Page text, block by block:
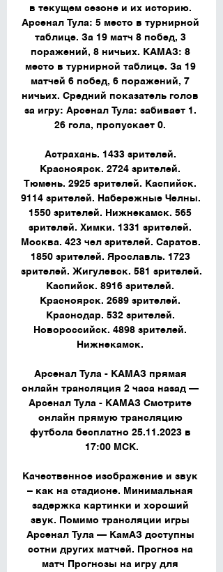
в текущем сезоне и их историю.
Арсенал Тула: 5 место в турнирной
таблице. За 19 матч 8 побед, 3
поражений, 8 ничьих. КАМАЗ: 8
место в турнирной таблице. За 19
матчей 6 побед, 6 поражений, 7
ничьих. Средний показатель голов
за игру: Арсенал Тула: забивает 1.
26 гола, пропускает 0.
Астрахань. 1433 зрителей.
Красноярск. 2724 зрителей.
Тюмень. 2925 зрителей. Каспийск.
9114 зрителей. Набережные Челны.
1550 зрителей. Нижнекамск. 565
зрителей. Химки. 1331 зрителей.
Москва. 423 чел зрителей. Саратов.
1850 зрителей. Ярославль. 1723
зрителей. Жигулевск. 581 зрителей.
Каспийск. 8916 зрителей.
Красноярск. 2689 зрителей.
Краснодар. 532 зрителей.
Новороссийск. 4898 зрителей.
Нижнекамск.
Арсенал Тула - КАМАЗ прямая
онлайн трансляция 2 часа назад —
Арсенал Тула - КАМАЗ Смотрите
онлайн прямую трансляцию
футбола бесплатно 25.11.2023 в
17:00 МСК.
Качественное изображение и звук
– как на стадионе. Минимальная
задержка картинки и хороший
звук. Помимо трансляции игры
Арсенал Тула — КамАЗ доступны
сотни других матчей. Прогноз на
матч Прогнозы на игру для